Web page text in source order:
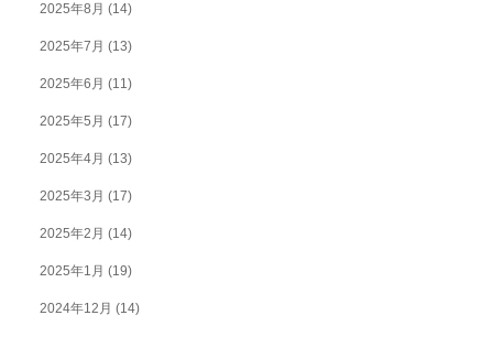
2025年8月 (14)
2025年7月 (13)
2025年6月 (11)
2025年5月 (17)
2025年4月 (13)
2025年3月 (17)
2025年2月 (14)
2025年1月 (19)
2024年12月 (14)